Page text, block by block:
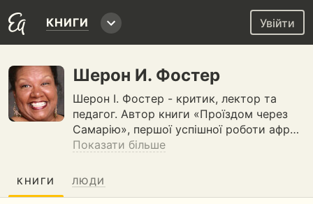
КНИГИ Увійти
Шерон И. Фостер
Шерон І. Фостер - критик, лектор та
педагог. Автор книги «Проїздом через
Самарію», першої успішної роботи афр…
Показати більше
КНИГИ ЛЮДИ